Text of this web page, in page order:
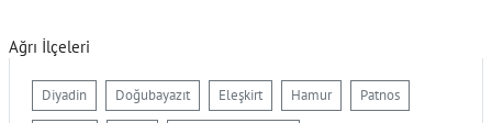
Ağrı İlçeleri
Diyadin Doğubayazıt Eleşkirt Hamur Patnos